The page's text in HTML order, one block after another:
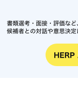
書類選考・面接・評価な
候補者との対話や意思決定
HERP